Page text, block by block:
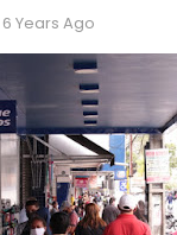
6 Years Ago